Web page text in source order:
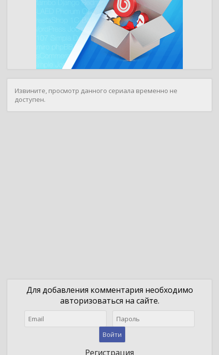
Извините, просмотр данного сериала временно не
доступен.
Для добавления комментария необходимо
авторизоваться на сайте.
Войти
Регистрация